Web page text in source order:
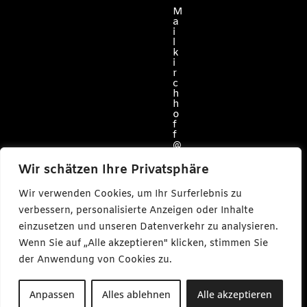
Wir schätzen Ihre Privatsphäre
Wir verwenden Cookies, um Ihr Surferlebnis zu
verbessern, personalisierte Anzeigen oder Inhalte
einzusetzen und unseren Datenverkehr zu analysieren.
Wenn Sie auf „Alle akzeptieren" klicken, stimmen Sie
der Anwendung von Cookies zu.
Anpassen Alles ablehnen Alle akzeptieren
M
a
i
l
k
i
r
c
h
h
o
f
f
@
a
r
m
a
k
e
s
m
i